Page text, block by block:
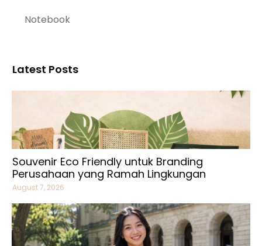
Notebook
Latest Posts
Souvenir Eco Friendly untuk Branding
Perusahaan yang Ramah Lingkungan
August 7, 2026